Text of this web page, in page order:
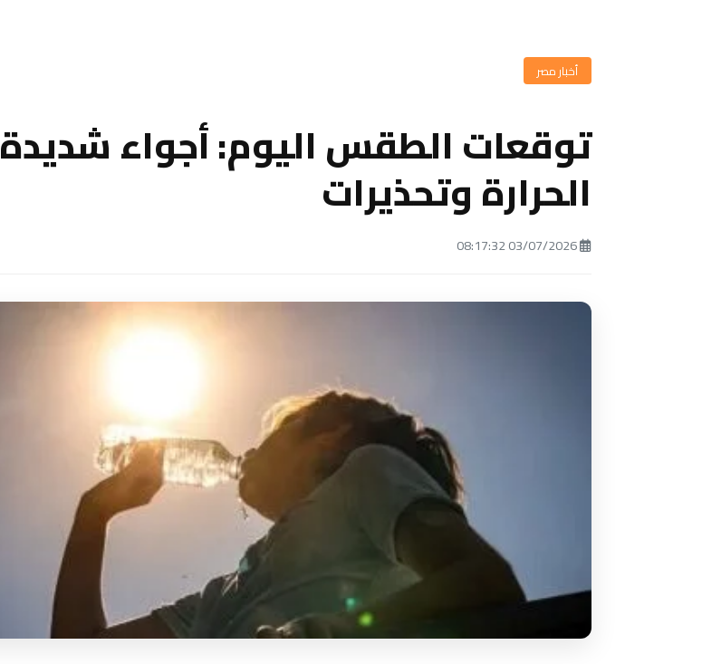
أخبار مصر
توقعات الطقس اليوم: أجواء شديدة
الحرارة وتحذيرات